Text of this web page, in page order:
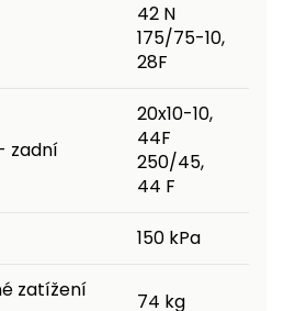
42 N
175/75-10,
28F
zadní
20x10-10,
44F
250/45,
44 F
150 kPa
zatížení
74 kg